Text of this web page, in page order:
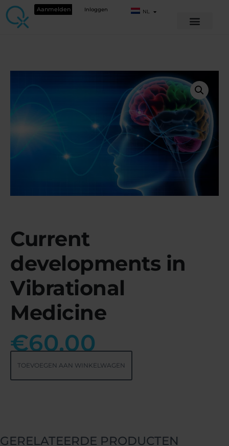
Aanmelden Inloggen NL
Current
developments in
Vibrational
Medicine
€60.00
TOEVOEGEN AAN WINKELWAGEN
GERELATEERDE PRODUCTEN